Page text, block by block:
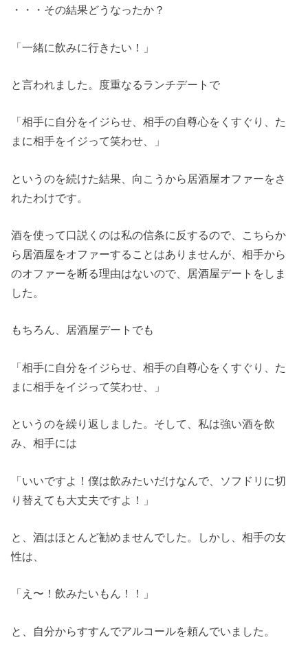
・・・その結果どうなったか？
「一緒に飲みに行きたい！」
と言われました。度重なるランチデートで
「相手に自分をイジらせ、相手の自尊心をくすぐり、た
まに相手をイジって笑わせ、」
というのを続けた結果、向こうから居酒屋オファーをさ
れたわけです。
酒を使って口説くのは私の信条に反するので、こちらか
ら居酒屋をオファーすることはありませんが、相手から
のオファーを断る理由はないので、居酒屋デートをしま
した。
もちろん、居酒屋デートでも
「相手に自分をイジらせ、相手の自尊心をくすぐり、た
まに相手をイジって笑わせ、」
というのを繰り返しました。そして、私は強い酒を飲
み、相手には
「いいですよ！僕は飲みたいだけなんで、ソフドリに切
り替えても大丈夫ですよ！」
と、酒はほとんど勧めませんでした。しかし、相手の女
性は、
「え〜！飲みたいもん！！」
と、自分からすすんでアルコールを頼んでいました。